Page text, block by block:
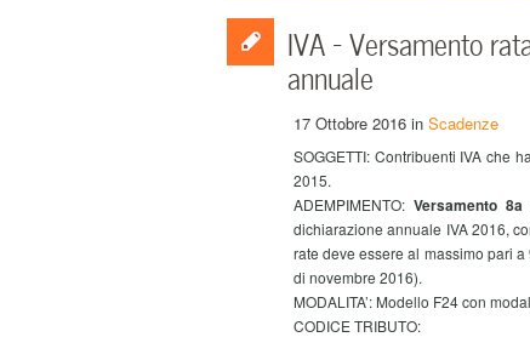
IVA – Versamento
annuale
17 Ottobre 2016 in Scadenze
SOGGETTI: Contribuenti IVA che
2015.
ADEMPIMENTO:Versamento 8a
dichiarazione annuale IVA 2016,
rate deve essere al massimo pari
di novembre 2016).
MODALITA’: Modello F24 con
CODICE TRIBUTO: